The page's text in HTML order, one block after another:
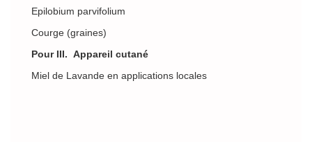
Epilobium parvifolium
Courge (graines)
Pour III. Appareil cutané
Miel de Lavande en applications locales